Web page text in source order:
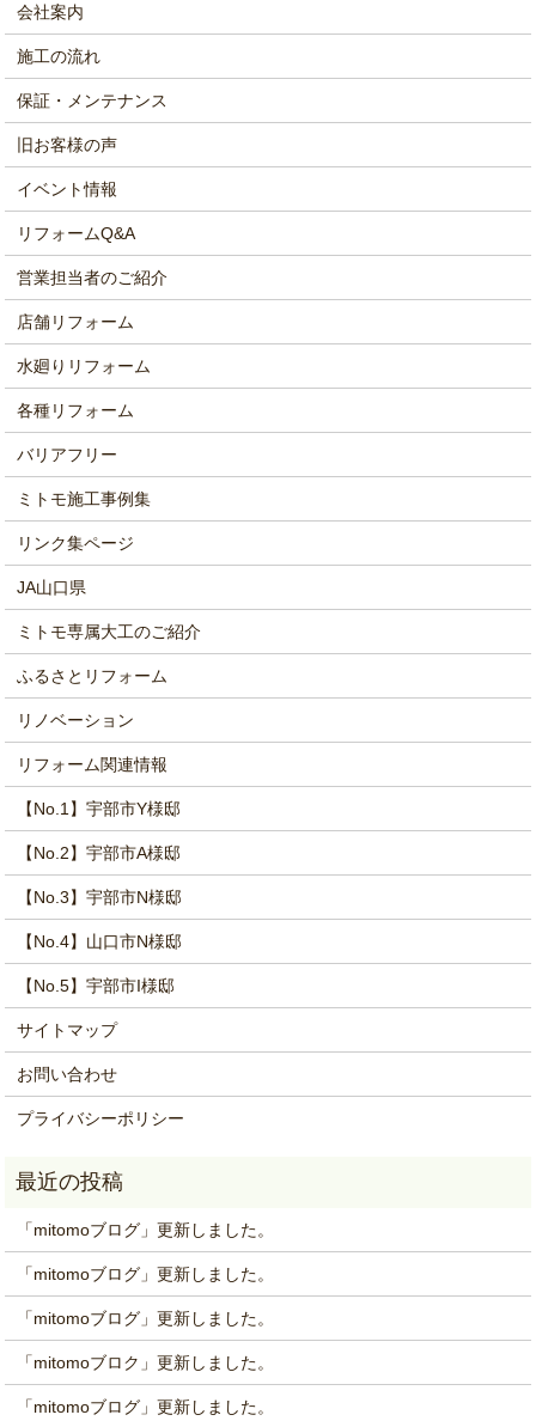
会社案内
施工の流れ
保証・メンテナンス
旧お客様の声
イベント情報
リフォームQ&A
営業担当者のご紹介
店舗リフォーム
水廻りリフォーム
各種リフォーム
バリアフリー
ミトモ施工事例集
リンク集ページ
JA山口県
ミトモ専属大工のご紹介
ふるさとリフォーム
リノベーション
リフォーム関連情報
【No.1】宇部市Y様邸
【No.2】宇部市A様邸
【No.3】宇部市N様邸
【No.4】山口市N様邸
【No.5】宇部市I様邸
サイトマップ
お問い合わせ
プライバシーポリシー
「mitomoブログ」更新しました。
「mitomoブログ」更新しました。
「mitomoブログ」更新しました。
「mitomoブロク」更新しました。
「mitomoブログ」更新しました。